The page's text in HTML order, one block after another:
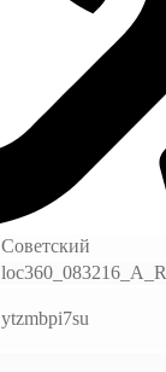
Советский
loc360_083216_A_R
ytzmbpi7su